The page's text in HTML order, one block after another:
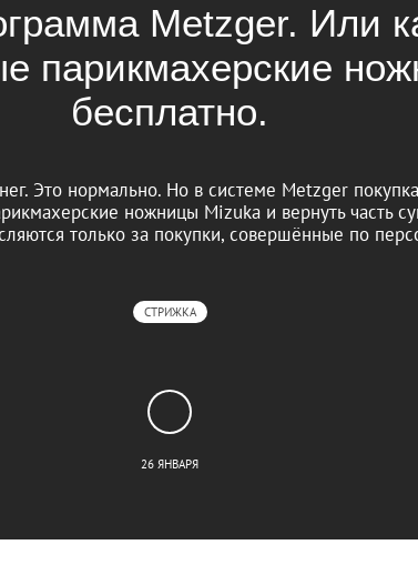
Metzger. Или
парикмахерские
бесплатно.
Это нормально. Но в системе Metzger
ножницы Mizuka и вернуть часть
только за покупки, совершённые по
СТРИЖКА
26 ЯНВАРЯ